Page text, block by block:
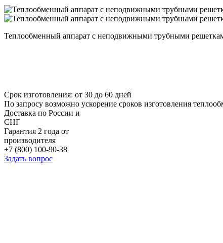
Теплообменный аппарат с неподвижными трубными
Срок изготовления: от 30 до 60 дней
По запросу возможно ускорение сроков изготовления
Доставка по России и
СНГ
Гарантия 2 года от
производителя
+7 (800) 100-90-38
Задать вопрос